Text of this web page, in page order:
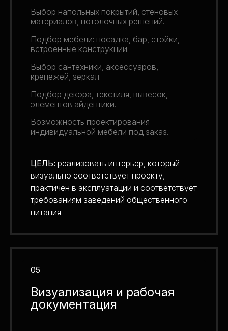
Выбор напольных покрытий, стеновых
материалов, потолочных решений.
Подбор мебели: посадка, бар, стойки,
встроенные конструкции.
Выбор сантехники, аксессуаров,
крепежей, зеркал.
Подбор декора, текстиля, вывесок,
элементов айдентики.
Возможность проектирования
индивидуальной мебели под заказ.
ЦЕЛЬ: реализовать интерьер, который
визуально соответствует проекту,
практичен в эксплуатации и соответствует
требованиям заведений общественного
питания.
05
Визуализация и рабочая
документация